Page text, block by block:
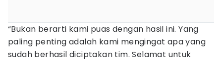
“Bukan berarti kami puas dengan hasil ini. Yang
paling penting adalah kami mengingat apa yang
sudah berhasil diciptakan tim. Selamat untuk